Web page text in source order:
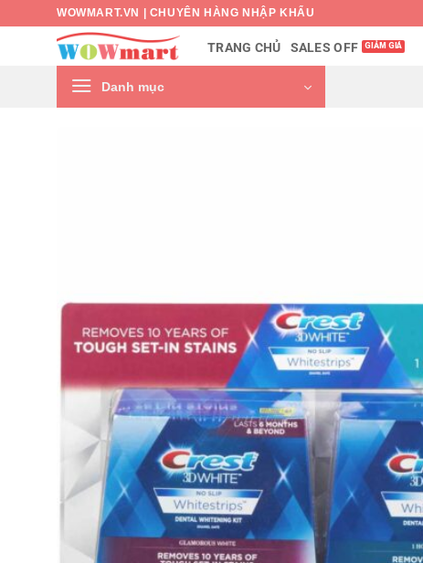
WOWMART.VN | CHUYÊN HÀNG NHẬP KHẨU
TRANG CHỦ SALES OFF
Danh mục